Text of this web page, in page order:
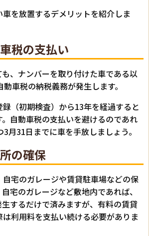
を放置するデメリットを紹介しま
税の支払い
、ナンバーを取り付けた車である以
車税の納税義務が発生します。
（初期検査）から13年を経過すると
自動車税の支払いを避けるのであれ
月31日までに車を手放しましょう。
の確保
宅のガレージや賃貸駐車場などの保
宅のガレージなど敷地内であれば、
するだけで済みますが、有料の賃貸
利用料を支払い続ける必要がありま